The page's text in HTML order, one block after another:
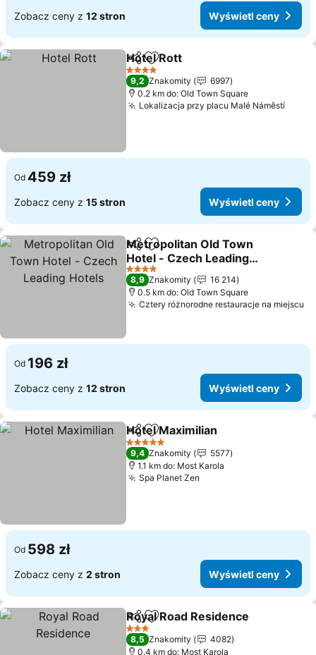
Zobacz ceny z 12 stron Wyświetl ceny
Udostępnij
Dodaj do ulubionych
Hotel Rott
4 Kategoria
9,2 Znakomity
6997
0.2 km do: Old Town Square
Lokalizacja przy placu Malé Náměstí
Od 459 zł
Zobacz ceny z 15 stron Wyświetl ceny
Udostępnij
Dodaj do ulubionych
Metropolitan Old Town
Hotel - Czech Leading
Hotels
4 Kategoria
8,9 Znakomity
16 214
0.5 km do: Old Town Square
Cztery różnorodne restauracje na miejscu
Od 196 zł
Zobacz ceny z 12 stron Wyświetl ceny
Udostępnij
Dodaj do ulubionych
Hotel Maximilian
5 Kategoria
9,4 Znakomity
5577
1.1 km do: Most Karola
Spa Planet Zen
Od 598 zł
Zobacz ceny z 2 stron Wyświetl ceny
Udostępnij
Dodaj do ulubionych
Royal Road Residence
3 Kategoria
8,5 Znakomity
4082
0.4 km do: Most Karola